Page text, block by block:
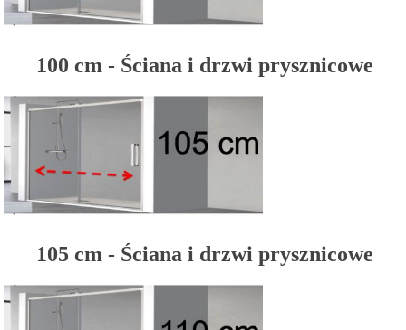
100 cm - Ściana i drzwi prysznicowe
105 cm - Ściana i drzwi prysznicowe